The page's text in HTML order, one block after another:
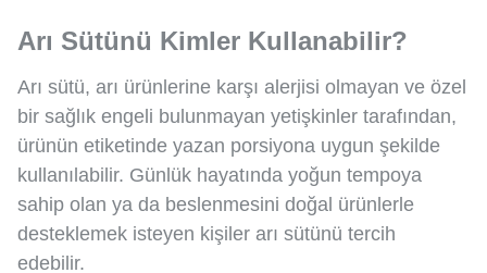
Arı Sütünü Kimler Kullanabilir?
Arı sütü, arı ürünlerine karşı alerjisi olmayan ve özel
bir sağlık engeli bulunmayan yetişkinler tarafından,
ürünün etiketinde yazan porsiyona uygun şekilde
kullanılabilir. Günlük hayatında yoğun tempoya
sahip olan ya da beslenmesini doğal ürünlerle
desteklemek isteyen kişiler arı sütünü tercih
edebilir.